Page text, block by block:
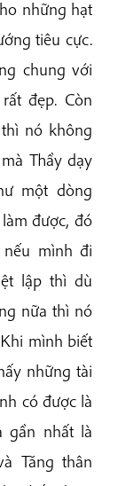
những hạt
tiêu cực.
chung với
đẹp. Còn
nó không
Thầy dạy
một dòng
được, đó
nếu mình đi
lập thì dù
nữa thì nó
mình biết
những tài
có được là
gần nhất là
Tăng thân